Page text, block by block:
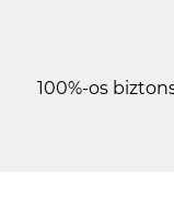
100%-os